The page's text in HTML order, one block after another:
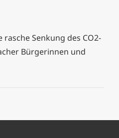
Senkung des CO2-
Bürgerinnen und